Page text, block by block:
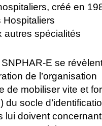
créé en
Hospitaliers
autres spécialités
E se
de l’organisation
de mobiliser vite et
socle
lui doivent concernant